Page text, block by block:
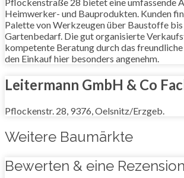
Pflockenstraße 28 bietet eine umfassende
Heimwerker- und Bauprodukten. Kunden
Palette von Werkzeugen über Baustoffe bis
Gartenbedarf. Die gut organisierte
kompetente Beratung durch das
den Einkauf hier besonders angenehm.
Leitermann GmbH & Co
Pflockenstr. 28, 9376, Oelsnitz/Erzgeb.
Weitere Baumärkte
Bewerten & eine